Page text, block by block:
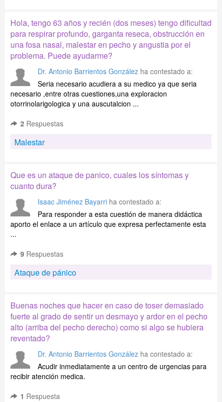
Hola, tengo 63 años y recién (dos meses) tengo dificultad
para respirar profundo, garganta reseca, obstrucción en
una fosa nasal, malestar en pecho y angustia por el
problema. Puede ayudarme?
Dr. Antonio Barrientos González ha contestado a:
Seria necesario acudiera a su medico ya que seria
necesario ,entre otras cuestiones,una exploracion
otorrinolarigologica y una auscutalcion ...
2 Respuestas
Malestar
Que es un ataque de panico, cuales los síntomas y
cuanto dura?
Isaac Jiménez Bayarri ha contestado a:
Para responder a esta cuestión de manera didáctica
aporto el enlace a un artículo que expresa perfectamente esta
...
9 Respuestas
Ataque de pánico
Buenas noches que hacer en caso de toser demasiado
fuerte al grado de sentir un desmayo y ardor en el pecho
alto (arriba del pecho derecho) como si algo se hubiera
reventado?
Dr. Antonio Barrientos González ha contestado a:
Acudir inmediatamente a un centro de urgencias para
recibir atención medica.
1 Respuesta